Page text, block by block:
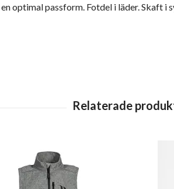
optimal passform. Fotdel i läder. Skaft i